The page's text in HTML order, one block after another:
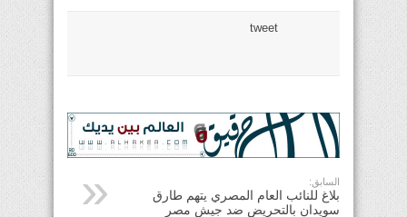
tweet
السابق:
بلاغ للنائب العام المصري يتهم طارق
سويدان بالتحريض ضد جيش مصر